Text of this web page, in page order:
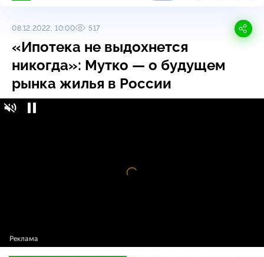
08.12.2022, 10:00 517
«Ипотека не выдохнется
никогда»: Мутко — о будущем
рынка жилья в России